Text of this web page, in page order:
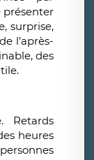
présenter
surprise,
l’après-
des
Retards
heures